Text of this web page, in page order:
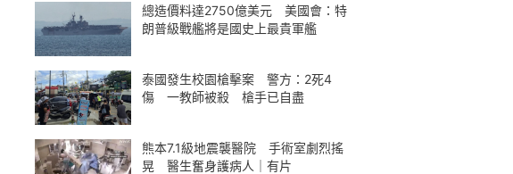
總造價料達2750億美元 美國會：特
朗普級戰艦將是國史上最貴軍艦
泰國發生校園槍擊案 警方：2死4
傷 一教師被殺 槍手已自盡
熊本7.1級地震襲醫院 手術室劇烈搖
晃 醫生奮身護病人｜有片